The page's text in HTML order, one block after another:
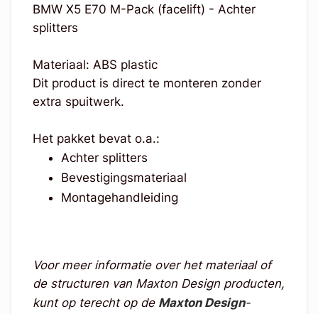
BMW X5 E70 M-Pack (facelift) - Achter
splitters
Materiaal: ABS plastic
Dit product is direct te monteren zonder
extra spuitwerk.
Het pakket bevat o.a.:
Achter splitters
Bevestigingsmateriaal
Montagehandleiding
Voor meer informatie over het materiaal of
de structuren van Maxton Design producten,
kunt op terecht op de Maxton Design-